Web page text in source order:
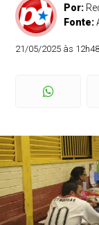
Por:
Fonte:
21/05/2025 às 12h48